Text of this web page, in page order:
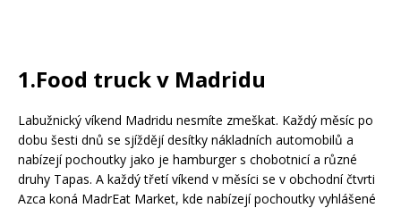
1.Food truck v Madridu
Labužnický víkend Madridu nesmíte zmeškat. Každý měsíc po
dobu šesti dnů se sjíždějí desítky nákladních automobilů a
nabízejí pochoutky jako je hamburger s chobotnicí a různé
druhy Tapas. A každý třetí víkend v měsíci se v obchodní čtvrti
Azca koná MadrEat Market, kde nabízejí pochoutky vyhlášené